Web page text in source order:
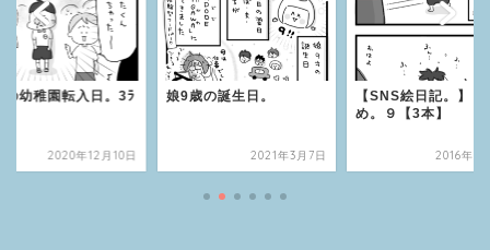
の幼稚園転入日。3ﾗ
2020年12月10日
娘9歳の誕生日。
2021年3月7日
【SNS絵日記。】ま
め。９【3本】
2016年10